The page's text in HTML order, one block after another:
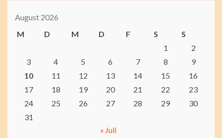
August 2026
M
D M D F S
S
1
2
3
4 5 6 7 8
9
10
11 12 13 14 15
16
17
18 19 20 21 22
23
24
25 26 27 28 29
30
31
« Juli